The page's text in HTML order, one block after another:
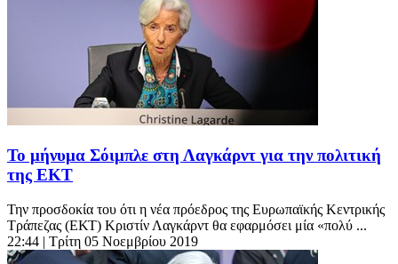
Το μήνυμα Σόιμπλε στη Λαγκάρντ για την πολιτική
της ΕΚΤ
Την προσδοκία του ότι η νέα πρόεδρος της Ευρωπαϊκής Κεντρικής
Τράπεζας (ΕΚΤ) Κριστίν Λαγκάρντ θα εφαρμόσει μία «πολύ ...
22:44 | Τρίτη 05 Νοεμβρίου 2019